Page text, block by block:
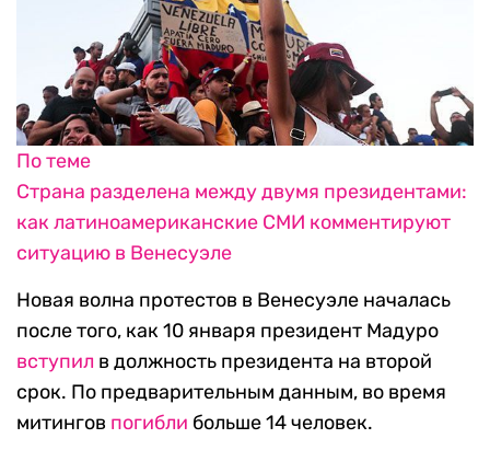
По теме
Страна разделена между двумя президентами:
как латиноамериканские СМИ комментируют
ситуацию в Венесуэле
Новая волна протестов в Венесуэле началась
после того, как 10 января президент Мадуро
вступил в должность президента на второй
срок. По предварительным данным, во время
митингов погибли больше 14 человек.